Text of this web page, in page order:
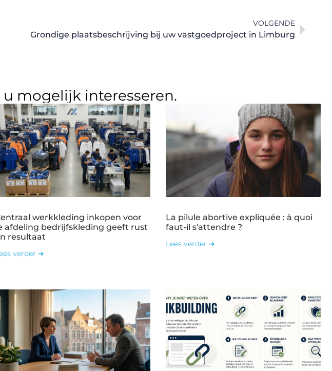
VOLGENDE
Grondige plaatsbeschrijving bij uw vastgoedproject in Limburg
u mogelijk interesseren.
werkkleding inkopen voor
afdeling bedrijfskleding geeft rust
resultaat
verder ➜
La pilule abortive expliquée : à quoi
faut-il s'attendre ?
Lees verder ➜